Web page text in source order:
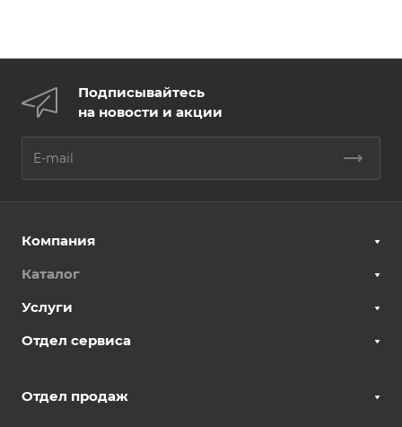
Подписывайтесь
на новости и акции
Компания
Каталог
Услуги
Отдел сервиса
Отдел продаж